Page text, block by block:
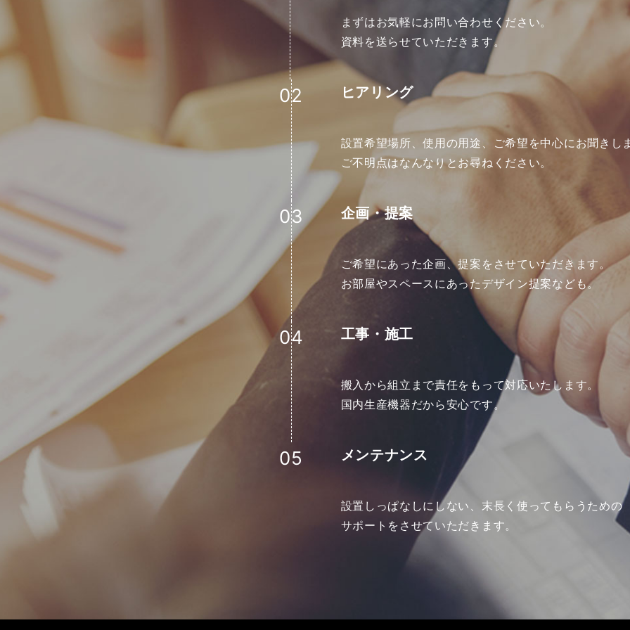
まずはお気軽にお問い合わせください。
資料を送らせていただきます。
02 ヒアリング
設置希望場所、使用の用途、ご希望を中心にお聞きし
ご不明点はなんなりとお尋ねください。
03 企画・提案
ご希望にあった企画、提案をさせていただきます。
お部屋やスペースにあったデザイン提案なども。
04 工事・施工
搬入から組立まで責任をもって対応いたします。
国内生産機器だから安心です。
05 メンテナンス
設置しっぱなしにしない、末長く使ってもらうための
サポートをさせていただきます。